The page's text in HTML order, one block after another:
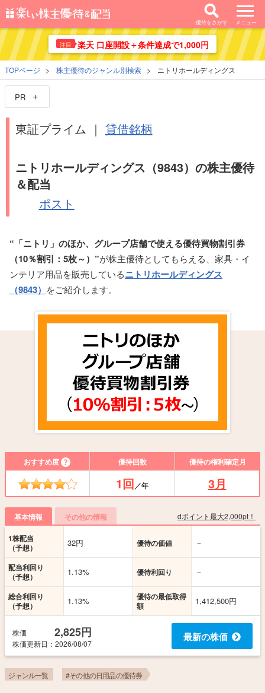
優待をさがす メニュー
注目 楽天 口座開設＋条件達成で1,000円
TOPページ 株主優待のジャンル別検索 ニトリホールディングス
PR
東証プライム ｜ 貸借銘柄
ニトリホールディングス（9843）の株主優待
＆配当
ポスト
“「ニトリ」のほか、グループ店舗で使える優待買物割引券
（10％割引：5枚～）”が株主優待としてもらえる、家具・イ
ンテリア用品を販売しているニトリホールディングス
（9843） をご紹介します。
おすすめ度 優待回数 優待の権利確定月
1回／年 3月
基本情報 その他の情報 dポイント最大2,000pt！
1株配当
（予想）
32円 優待の価値 －
配当利回り
（予想）
1.13% 優待利回り －
総合利回り
（予想）
1.13%
優待の最低取得
額
1,412,500円
株価 2,825円
株価更新日 ：2026/08/07
最新の株価
ジャンル一覧 #その他の日用品の優待券